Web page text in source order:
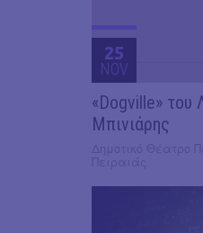
25
NOV
«Dogville» του
Μπινιάρης